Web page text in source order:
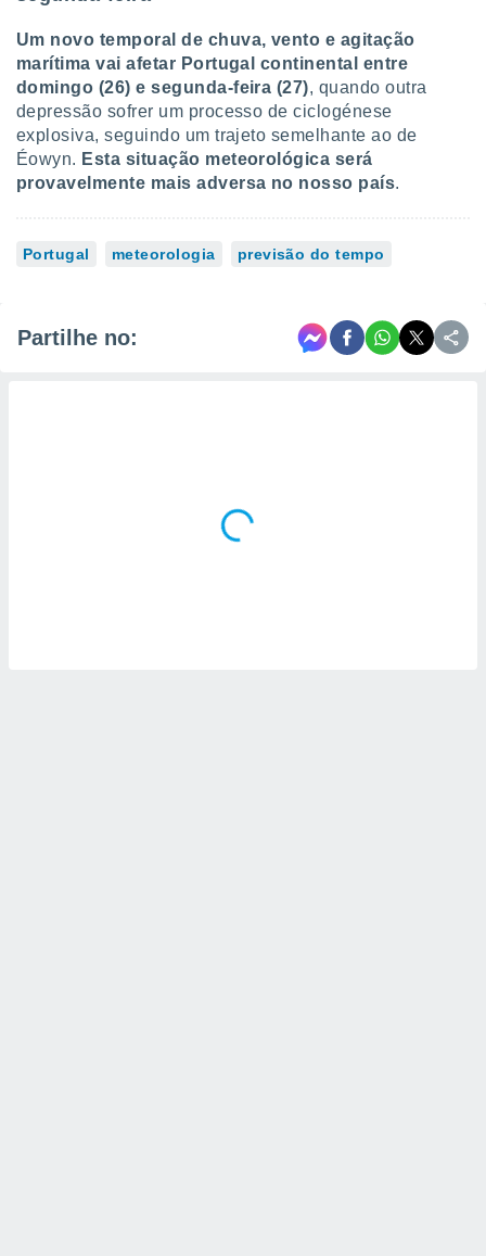
Um novo temporal de chuva, vento e agitação
marítima vai afetar Portugal continental entre
domingo (26) e segunda-feira (27), quando outra
depressão sofrer um processo de ciclogénese
explosiva, seguindo um trajeto semelhante ao de
Éowyn. Esta situação meteorológica será
provavelmente mais adversa no nosso país.
Portugal meteorologia previsão do tempo
Partilhe no: